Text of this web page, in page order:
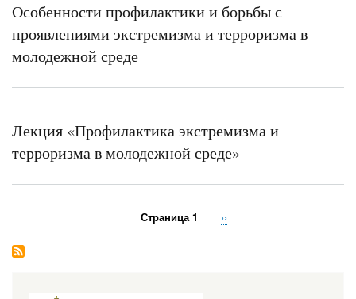
Особенности профилактики и борьбы с
проявлениями экстремизма и терроризма в
молодежной среде
Лекция «Профилактика экстремизма и
терроризма в молодежной среде»
страниц
Страница 1
Следующая
››